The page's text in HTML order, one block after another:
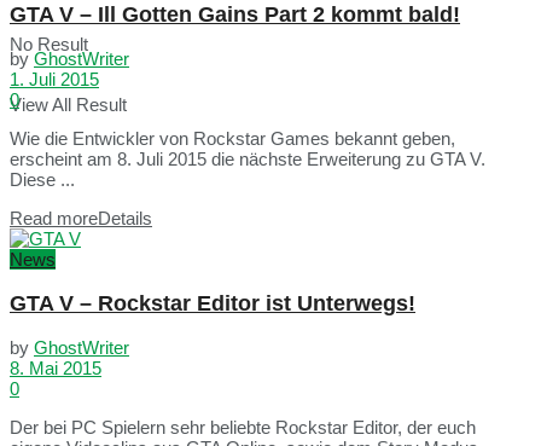
No Result
View All Result
GTA V – Ill Gotten Gains Part 2 kommt bald!
by GhostWriter
1. Juli 2015
0
Wie die Entwickler von Rockstar Games bekannt geben,
erscheint am 8. Juli 2015 die nächste Erweiterung zu GTA V.
Diese ...
Read moreDetails
News
GTA V – Rockstar Editor ist Unterwegs!
by GhostWriter
8. Mai 2015
0
Der bei PC Spielern sehr beliebte Rockstar Editor, der euch